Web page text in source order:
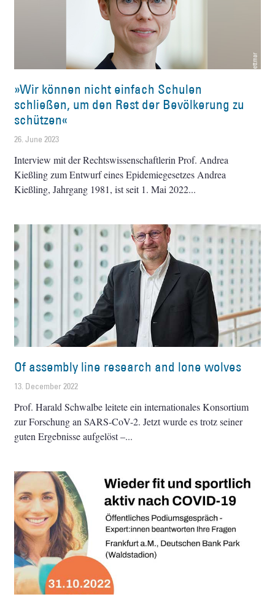
»Wir können nicht einfach Schulen
schließen, um den Rest der Bevölkerung zu
schützen«
26. June 2023
Interview mit der Rechtswissenschaftlerin Prof. Andrea
Kießling zum Entwurf eines Epidemiegesetzes Andrea
Kießling, Jahrgang 1981, ist seit 1. Mai 2022
Of assembly line research and lone wolves
13. December 2022
Prof. Harald Schwalbe leitete ein internationales Konsortium
zur Forschung an SARS-CoV-2. Jetzt wurde es trotz seiner
guten Ergebnisse aufgelöst –